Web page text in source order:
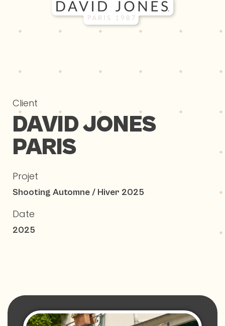
Client
DAVID JONES
PARIS
Projet
Shooting Automne / Hiver 2025
Date
2025